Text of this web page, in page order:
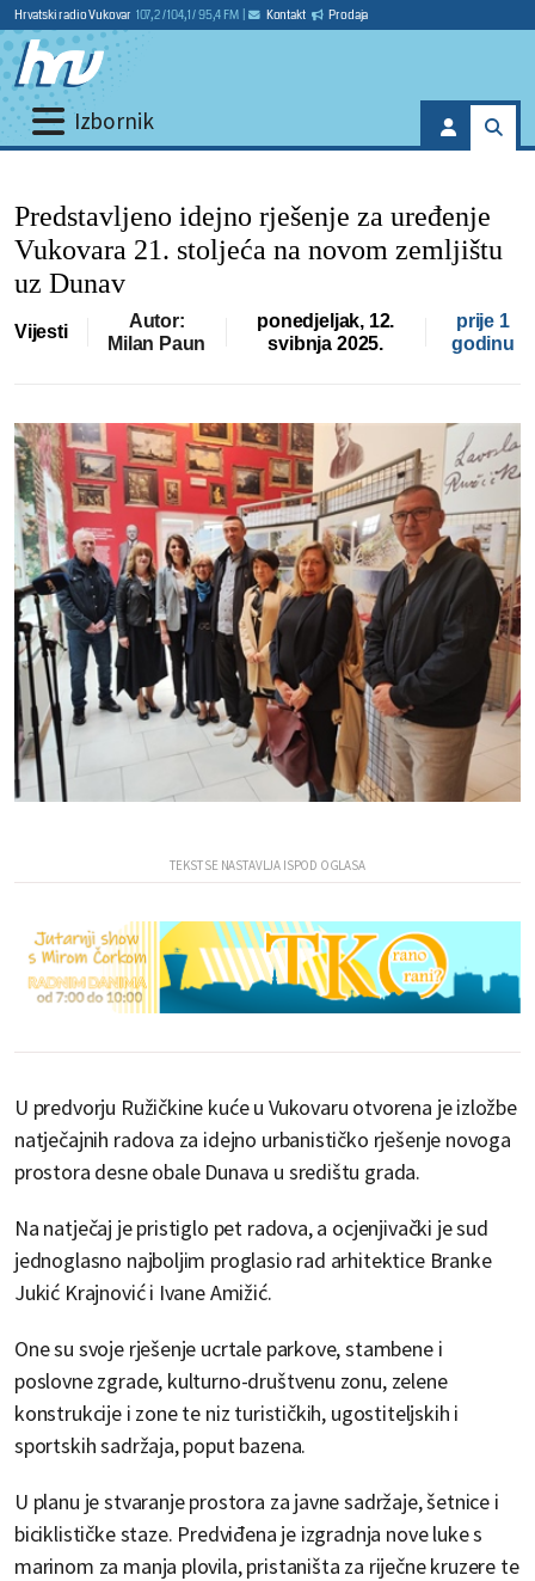
Hrvatski radio Vukovar 107,2 / 104,1 / 95,4 FM Kontakt Prodaja
Izbornik
Predstavljeno idejno rješenje za uređenje
Vukovara 21. stoljeća na novom zemljištu
uz Dunav
Vijesti
Autor:
Milan Paun
ponedjeljak, 12.
svibnja 2025.
prije 1
godinu
U predvorju Ružičkine kuće u Vukovaru otvorena je izložbe
natječajnih radova za idejno urbanističko rješenje novoga
prostora desne obale Dunava u središtu grada.
Na natječaj je pristiglo pet radova, a ocjenjivački je sud
jednoglasno najboljim proglasio rad arhitektice Branke
Jukić Krajnović i Ivane Amižić.
One su svoje rješenje ucrtale parkove, stambene i
poslovne zgrade, kulturno-društvenu zonu, zelene
konstrukcije i zone te niz turističkih, ugostiteljskih i
sportskih sadržaja, poput bazena.
U planu je stvaranje prostora za javne sadržaje, šetnice i
biciklističke staze. Predviđena je izgradnja nove luke s
marinom za manja plovila, pristaništa za riječne kruzere te